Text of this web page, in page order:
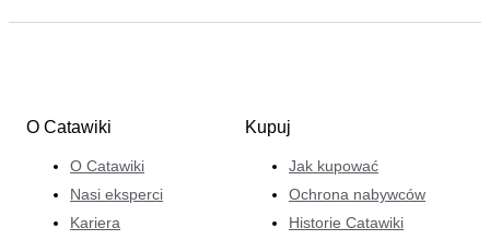
O Catawiki
O Catawiki
Nasi eksperci
Kariera
Kupuj
Jak kupować
Ochrona nabywców
Historie Catawiki